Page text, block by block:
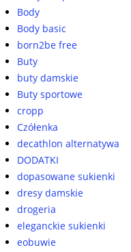
Body
Body basic
born2be free
Buty
buty damskie
Buty sportowe
cropp
Czółenka
decathlon alternatywa
DODATKI
dopasowane sukienki
dresy damskie
drogeria
eleganckie sukienki
eobuwie